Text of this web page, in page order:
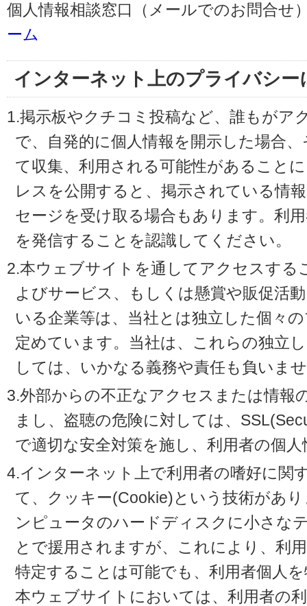
個人情報相談窓口（メールでのお問合せ
ーム
インターネット上のプライバシー
1.掲示板やクチコミ投稿など、誰もがア
で、自発的に個人情報を開示した場合
て収集、利用される可能性があること
レスを公開すると、掲示されている情
セージを受け取る場合もあります。利
を発信することを認識してください。
2.本ウェブサイトを通してアクセスする
よびサービス、もしくは懸賞や販促活
いる企業等は、当社とは独立した個々
定めています。当社は、これらの独立
しては、いかなる義務や責任も負いま
3.外部からの不正なアクセスまたは情報
まし、盗聴の危険に対しては、
で適切な安全対策を施し、利用者の個
4.インターネット上で利用者の嗜好に関
て、クッキー(Cookie)という技術があ
ンピュータのハードディスクに小さな
とで援用されますが、これにより、利
特定することは可能でも、利用者個人
本ウェブサイトにおいては、利用者の